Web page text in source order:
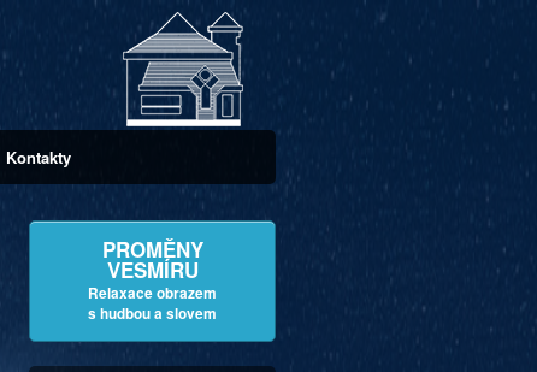
Kontakty
PROMĚNY
VESMÍRU
Relaxace obrazem
s hudbou a slovem